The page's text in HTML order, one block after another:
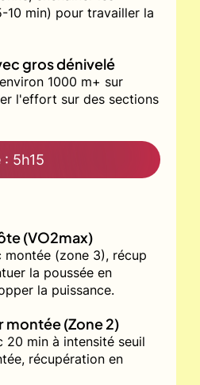
10 min) pour travailler la
gros dénivelé
1000 m+ sur
l'effort sur des sections
5h15
(VO2max)
montée (zone 3), récup
la poussée en
la puissance.
montée (Zone 2)
20 min à intensité seuil
récupération en